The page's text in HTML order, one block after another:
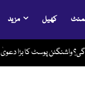
کھیل مزید
واشنگٹن پوسٹ کا بڑا دعویٰ